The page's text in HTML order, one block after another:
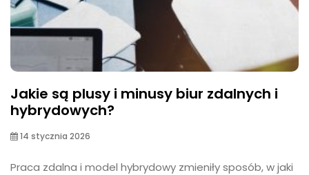
Jakie są plusy i minusy biur zdalnych i
hybrydowych?
14 stycznia 2026
Praca zdalna i model hybrydowy zmieniły sposób, w jaki